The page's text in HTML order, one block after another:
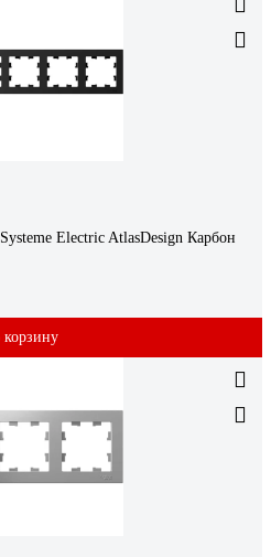
Electric AtlasDesign Карбон